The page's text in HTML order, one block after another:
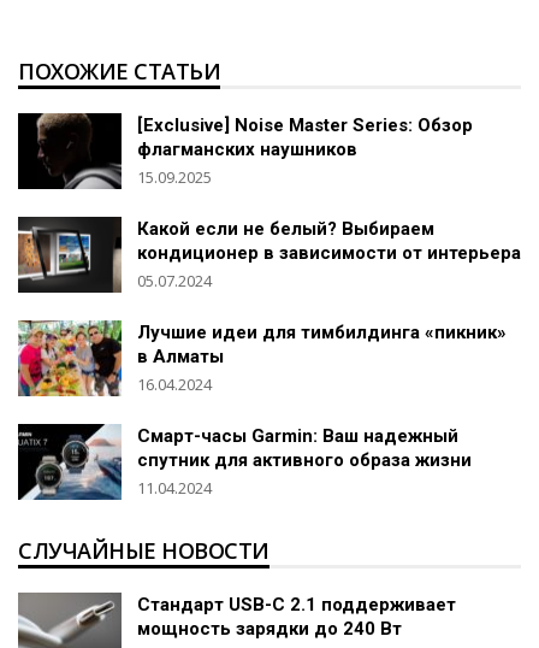
ПОХОЖИЕ СТАТЬИ
[Exclusive] Noise Master Series: Обзор
флагманских наушников
15.09.2025
Какой если не белый? Выбираем
кондиционер в зависимости от интерьера
05.07.2024
Лучшие идеи для тимбилдинга «пикник»
в Алматы
16.04.2024
Смарт-часы Garmin: Ваш надежный
спутник для активного образа жизни
11.04.2024
СЛУЧАЙНЫЕ НОВОСТИ
Стандарт USB-C 2.1 поддерживает
мощность зарядки до 240 Вт